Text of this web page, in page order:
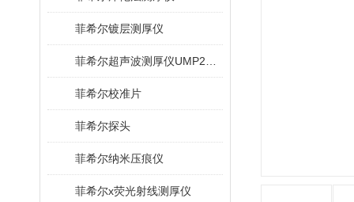
菲希尔镀层测厚仪
菲希尔校准片
菲希尔探头
菲希尔纳米压痕仪
菲希尔x荧光射线测厚仪